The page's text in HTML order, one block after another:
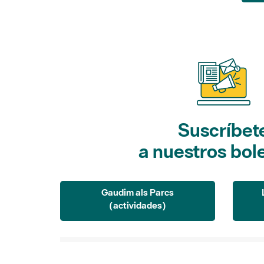
a nuestros
(actividades)